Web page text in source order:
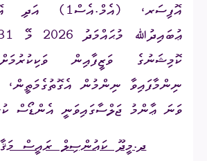
އޮފިސަރ،
ކޮމިޝަނުގެ ވަޒީފާއިން
ވަނަ ޢާންމު ޖަލްސާގައިވަނީ އެންޑޯސް
ދ.މީދޫ ކައުންސިލް ރައީސް